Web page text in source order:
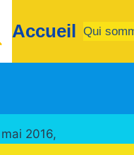
Accueil Qui
2016,